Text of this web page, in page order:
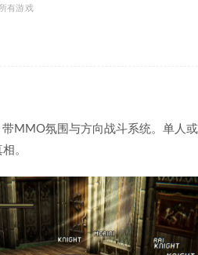
所有游戏
MMO氛围与方向战斗系统。单人
。